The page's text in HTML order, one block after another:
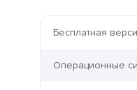
Бесплатная
Операционные